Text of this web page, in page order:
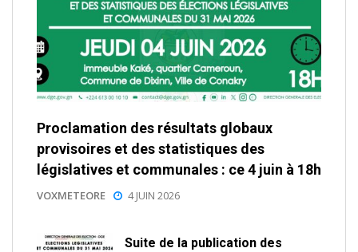
Proclamation des résultats globaux
provisoires et des statistiques des
législatives et communales : ce 4 juin à 18h
VOXMETEORE 4 JUIN 2026
Suite de la publication des